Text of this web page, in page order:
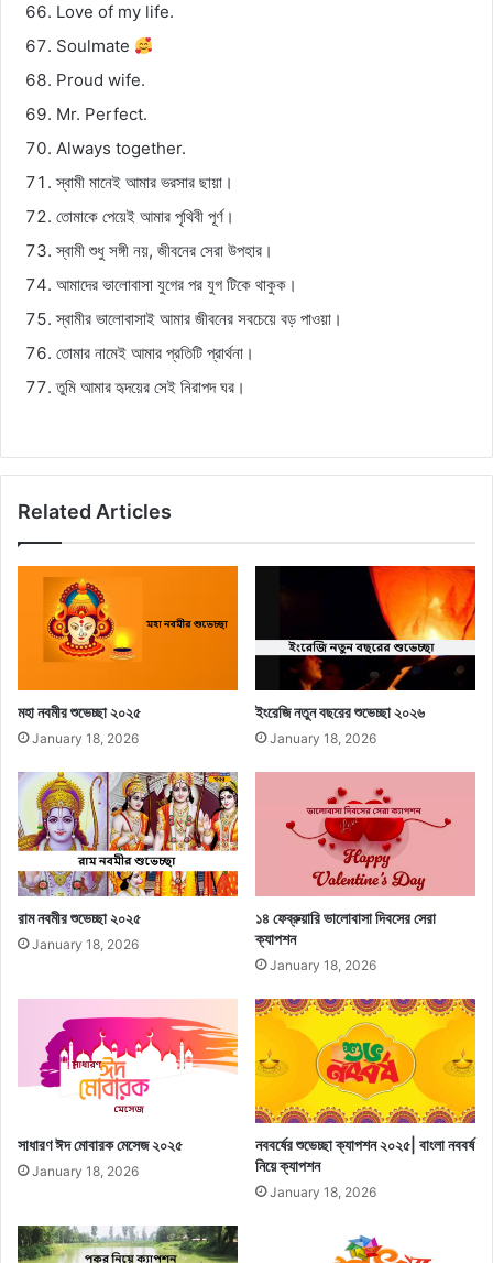
Love of my life.
Soulmate
Proud wife.
Mr. Perfect.
Always together.
স্বামী মানেই আমার ভরসার ছায়া।
তোমাকে পেয়েই আমার পৃথিবী পূর্ণ।
স্বামী শুধু সঙ্গী নয়, জীবনের সেরা উপহার।
আমাদের ভালোবাসা যুগের পর যুগ টিকে থাকুক।
স্বামীর ভালোবাসাই আমার জীবনের সবচেয়ে বড় পাওয়া।
তোমার নামেই আমার প্রতিটি প্রার্থনা।
তুমি আমার হৃদয়ের সেই নিরাপদ ঘর।
Related Articles
মহা নবমীর শুভেচ্ছা ২০২৫
January 18, 2026
ইংরেজি নতুন বছরের শুভেচ্ছা ২০২৬
January 18, 2026
রাম নবমীর শুভেচ্ছা ২০২৫
January 18, 2026
১৪ ফেব্রুয়ারি ভালোবাসা দিবসের সেরা
ক্যাপশন
January 18, 2026
সাধারণ ঈদ মোবারক মেসেজ ২০২৫
January 18, 2026
নববর্ষের শুভেচ্ছা ক্যাপশন ২০২৫| বাংলা নববর্ষ
নিয়ে ক্যাপশন
January 18, 2026